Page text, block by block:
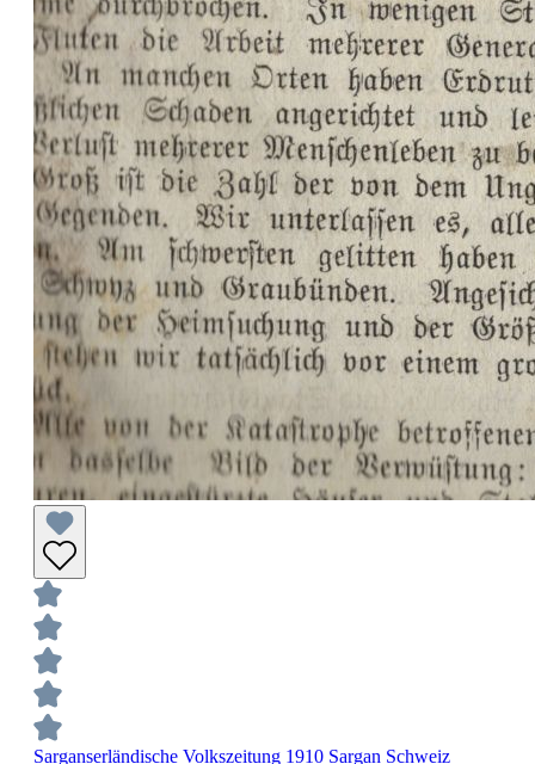
Sarganserländische Volkszeitung 1910 Sargan Schweiz